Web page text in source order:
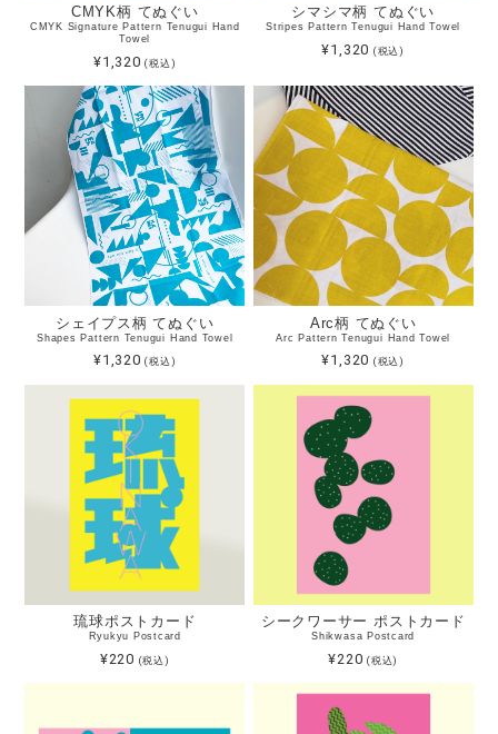
CMYK柄 てぬぐい
CMYK Signature Pattern Tenugui Hand
Towel
¥1,320(税込)
シマシマ柄 てぬぐい
Stripes Pattern Tenugui Hand Towel
¥1,320 (税込)
シェイプス柄 てぬぐい
Shapes Pattern Tenugui Hand Towel
¥1,320(税込)
Arc柄 てぬぐい
Arc Pattern Tenugui Hand Towel
¥1,320 (税込)
琉球ポストカード
Ryukyu Postcard
¥220 (税込)
シークワーサー ポストカード
Shikwasa Postcard
¥220(税込)